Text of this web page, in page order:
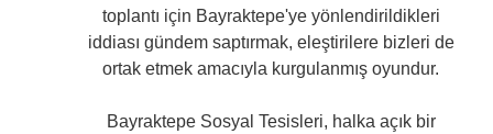
toplantı için Bayraktepe'ye yönlendirildikleri
iddiası gündem saptırmak, eleştirilere bizleri de
ortak etmek amacıyla kurgulanmış oyundur.
Bayraktepe Sosyal Tesisleri, halka açık bir